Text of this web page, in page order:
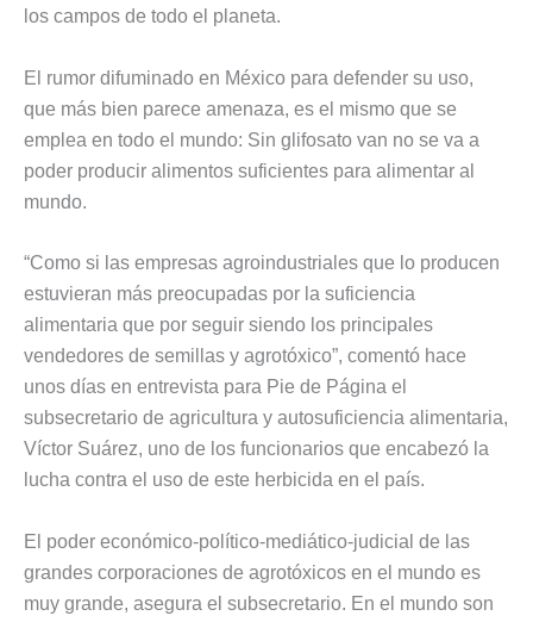
los campos de todo el planeta.
El rumor difuminado en México para defender su uso,
que más bien parece amenaza, es el mismo que se
emplea en todo el mundo: Sin glifosato van no se va a
poder producir alimentos suficientes para alimentar al
mundo.
“Como si las empresas agroindustriales que lo producen
estuvieran más preocupadas por la suficiencia
alimentaria que por seguir siendo los principales
vendedores de semillas y agrotóxico”, comentó hace
unos días en entrevista para Pie de Página el
subsecretario de agricultura y autosuficiencia alimentaria,
Víctor Suárez, uno de los funcionarios que encabezó la
lucha contra el uso de este herbicida en el país.
El poder económico-político-mediático-judicial de las
grandes corporaciones de agrotóxicos en el mundo es
muy grande, asegura el subsecretario. En el mundo son